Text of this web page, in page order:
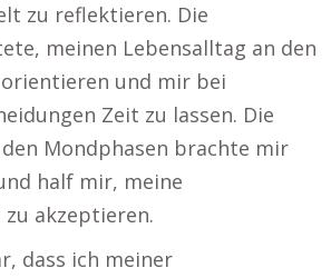
zu reflektieren. Die
meinen Lebensalltag an den
und mir bei
Zeit zu lassen. Die
Mondphasen brachte mir
half mir, meine
akzeptieren.
dass ich meiner